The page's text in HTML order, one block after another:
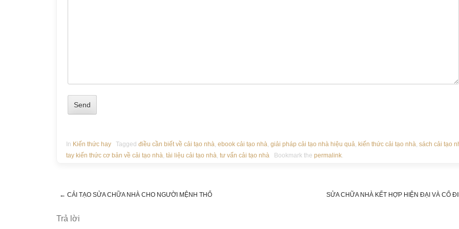
In Kiến thức hay Tagged điều cần biết về cải tạo nhà ebook cải tạo nhà giải pháp cải tạo nhà hiệu quả kiến thức cải tạo nhà sách cải tạo
tay kiến thức cơ bản về cải tạo nhà tài liệu cải tạo nhà tư vấn cải tạo nhà Bookmark the permalink
Post navigation
← CẢI TẠO SỬA CHỮA NHÀ CHO NGƯỜI MỆNH THỔ SỬA CHỮA NHÀ KẾT HỢP HIỆN ĐẠI VÀ CỔ
Trả lời